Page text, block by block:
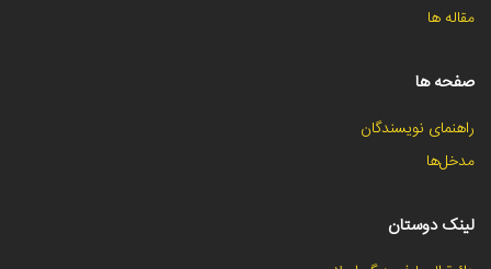
مقاله ها
صفحه ها
راهنمای نویسندگان
مدخل‌ها
لینک دوستان